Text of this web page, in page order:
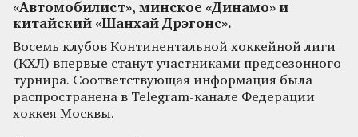
«Автомобилист», минское «Динамо» и
китайский «Шанхай Дрэгонс».
Восемь клубов Континентальной хоккейной лиги
(КХЛ) впервые станут участниками предсезонного
турнира. Соответствующая информация была
распространена в Telegram-канале Федерации
хоккея Москвы.